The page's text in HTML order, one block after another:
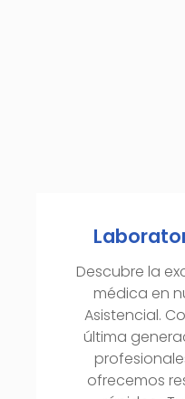
Descubre la
médica en
Asistencial.
última
ofrecemos